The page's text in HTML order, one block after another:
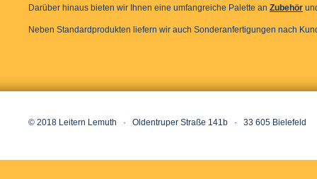
Darüber hinaus bieten wir Ihnen eine umfangreiche Palette an Zubehör
Neben Standardprodukten liefern wir auch Sonderanfertigungen nach
© 2018 Leitern Lemuth · Oldentruper Straße 141b · 33 605 Bielefeld